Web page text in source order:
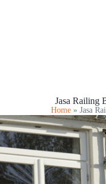
Jasa Railing
Home» Jasa